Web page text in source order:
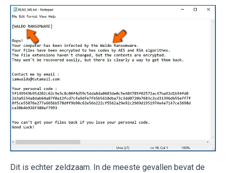
Dit is echter zeldzaam. In de meeste gevallen bevat de